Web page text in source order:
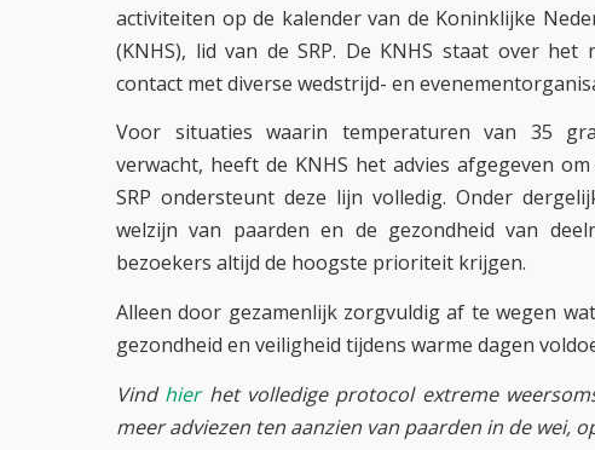
activiteiten op de kalender van de Koninklijke
(KNHS), lid van de SRP. De KNHS staat over
contact met diverse wedstrijd- en
Voor situaties waarin temperaturen van 35
verwacht, heeft de KNHS het advies afgegeven
SRP ondersteunt deze lijn volledig. Onder
welzijn van paarden en de gezondheid van
bezoekers altijd de hoogste prioriteit krijgen.
Alleen door gezamenlijk zorgvuldig af te wegen
gezondheid en veiligheid tijdens warme dagen
Vind hierhet volledige protocol extreme
meer adviezen ten aanzien van paarden in de wei,